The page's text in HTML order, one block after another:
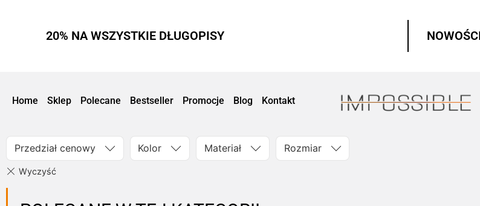
20% NA WSZYSTKIE DŁUGOPISY
Home Sklep Polecane Bestseller Promocje Blog Kontakt
Przedział cenowy Kolor Materiał Rozmiar